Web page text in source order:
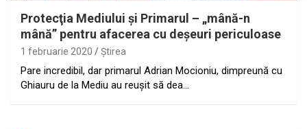
Protecţia Mediului şi Primarul – „mână-n
mână” pentru afacerea cu deşeuri periculoase
1 februarie 2020 Ştirea
Pare incredibil, dar primarul Adrian Mocioniu, dimpreună cu
Ghiauru de la Mediu au reuşit să dea…